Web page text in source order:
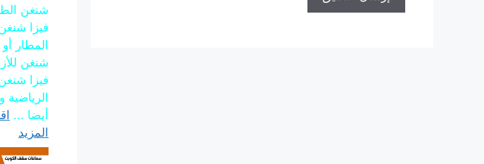
شنغن
فيزا
المطار أو
شنغن
فيزا
الرياضية
أيضا ...
المزيد